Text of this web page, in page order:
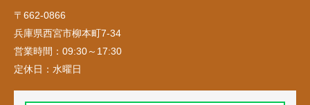
〒662-0866
兵庫県西宮市柳本町7-34
営業時間： 09:30～17:30
定休日： 水曜日